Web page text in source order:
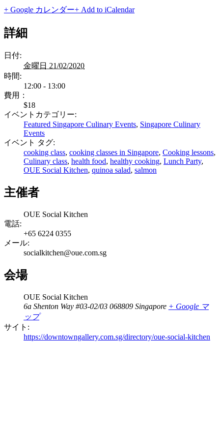
+ Google カレンダー+ Add to iCalendar
詳細
日付:
金曜日 21/02/2020
時間:
12:00 - 13:00
費用：
$18
イベントカテゴリー:
Featured Singapore Culinary Events, Singapore Culinary
Events
イベント タグ:
cooking class, cooking classes in Singapore, Cooking lessons,
Culinary class, health food, healthy cooking, Lunch Party,
OUE Social Kitchen, quinoa salad, salmon
主催者
OUE Social Kitchen
電話:
+65 6224 0355
メール:
socialkitchen@oue.com.sg
会場
OUE Social Kitchen
6a Shenton Way #03-02/03 068809 Singapore + Google マ
ップ
サイト:
https://downtowngallery.com.sg/directory/oue-social-kitchen